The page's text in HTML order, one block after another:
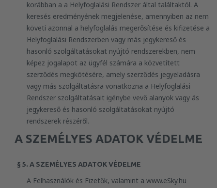
korábban a a Helyfoglalási Rendszer által találtaktól. A
keresés eredményének megjelenése, amennyiben az nem
követi azonnal a helyfoglalás megerősítése és kifizetése a
Helyfoglalási Rendszerben vagy más jegykereső és
hasonló szolgáltatásokat nyújtó rendszerekben, nem
képez jogalapot az ügyfél számára a közvetített
szerződés megkötésére, amely szerződés jegyeladásra
vagy más szolgáltatásra vonatkozna a Helyfoglalási
Rendszer szolgáltatásait igénybe vevő alanyok vagy ás
jegykereső és hasonló szolgáltatásokat nyújtó
rendszerek részéről.
A SZEMÉLYES ADATOK VÉDELME
§ 5. A SZEMÉLYES ADATOK VÉDELME
A Felhasználók és Fizetők, valamint a www.eSky.hu